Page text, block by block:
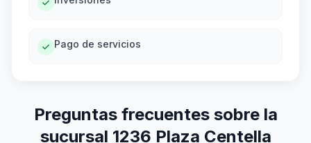
Pago de servicios
Preguntas frecuentes sobre la
sucursal 1236 Plaza Centella